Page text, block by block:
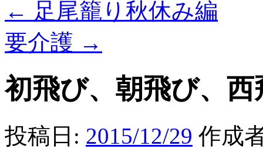
← 足尾籠り秋休み編
要介護 →
初飛び、朝飛び、西
投稿日: 2015/12/29 作成